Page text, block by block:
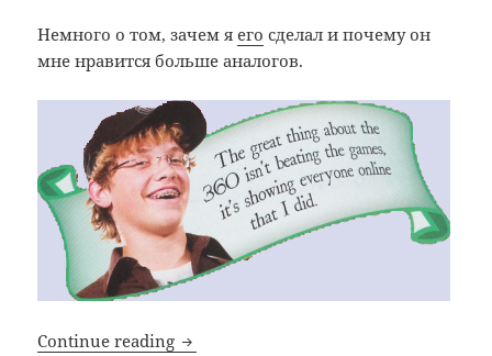
Немного о том, зачем яего сделал и почему он
мне нравится больше аналогов.
Continue reading Почему Бугурт